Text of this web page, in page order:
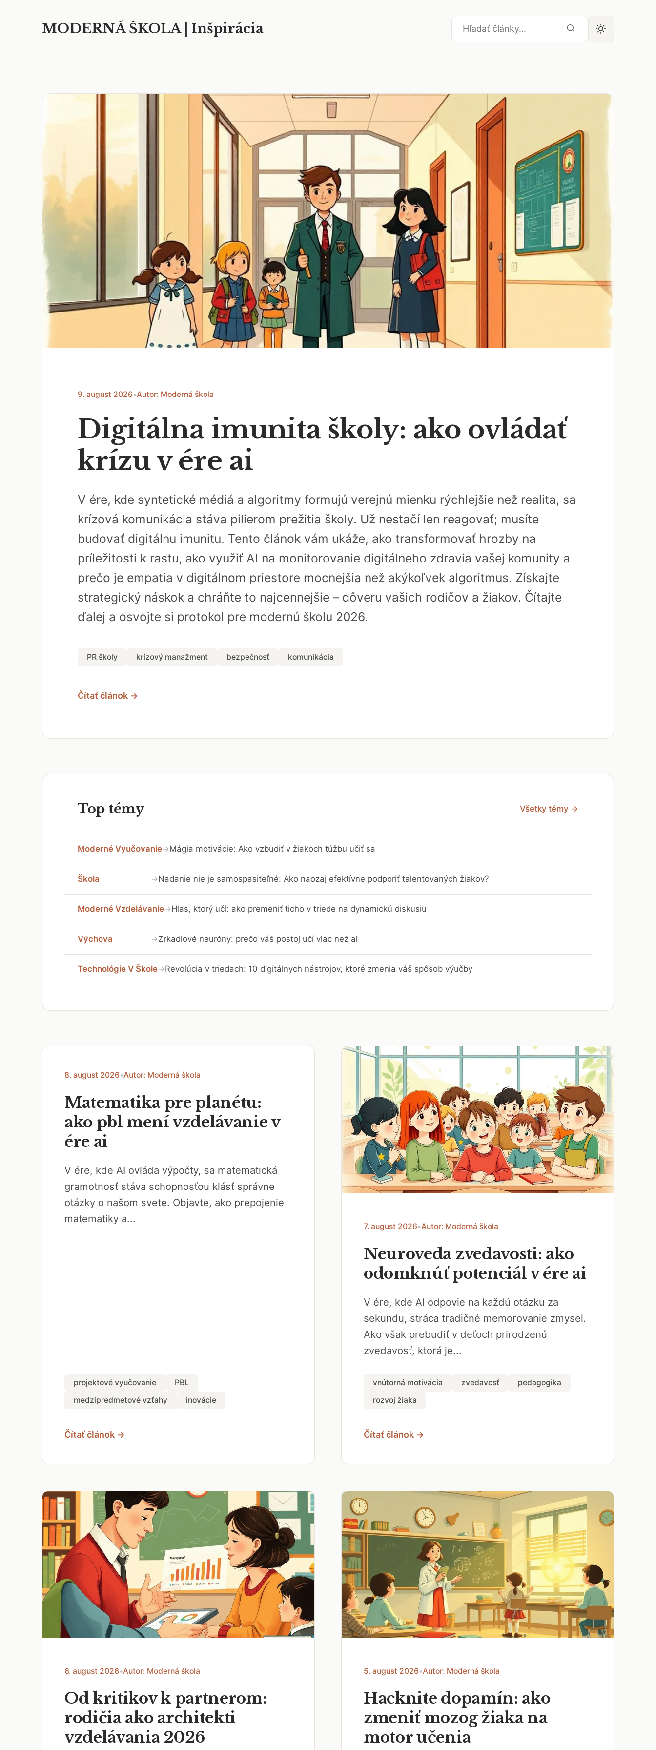
MODERNÁ ŠKOLA | Inšpirácia
9. august 2026•Autor: Moderná škola
Digitálna imunita školy: ako ovládať
krízu v ére ai
V ére, kde syntetické médiá a algoritmy formujú verejnú mienku rýchlejšie než realita, sa
krízová komunikácia stáva pilierom prežitia školy. Už nestačí len reagovať; musíte
budovať digitálnu imunitu. Tento článok vám ukáže, ako transformovať hrozby na
príležitosti k rastu, ako využiť AI na monitorovanie digitálneho zdravia vašej komunity a
prečo je empatia v digitálnom priestore mocnejšia než akýkoľvek algoritmus. Získajte
strategický náskok a chráňte to najcennejšie – dôveru vašich rodičov a žiakov. Čítajte
ďalej a osvojte si protokol pre modernú školu 2026.
PR školy krízový manažment bezpečnosť komunikácia
Čítať článok →
Top témy Všetky témy →
Moderné Vyučovanie→Mágia motivácie: Ako vzbudiť v žiakoch túžbu učiť sa
Škola →Nadanie nie je samospasiteľné: Ako naozaj efektívne podporiť talentovaných žiakov?
Moderné Vzdelávanie→Hlas, ktorý učí: ako premeniť ticho v triede na dynamickú diskusiu
Výchova →Zrkadlové neuróny: prečo váš postoj učí viac než ai
Technológie V Škole→Revolúcia v triedach: 10 digitálnych nástrojov, ktoré zmenia váš spôsob výučby
8. august 2026•Autor: Moderná škola
Matematika pre planétu:
ako pbl mení vzdelávanie v
ére ai
V ére, kde AI ovláda výpočty, sa matematická
gramotnosť stáva schopnosťou klásť správne
otázky o našom svete. Objavte, ako prepojenie
matematiky a...
projektové vyučovanie
PBL
medzipredmetové vzťahy
inovácie
Čítať článok →
7. august 2026•Autor: Moderná škola
Neuroveda zvedavosti: ako
odomknúť potenciál v ére ai
V ére, kde AI odpovie na každú otázku za
sekundu, stráca tradičné memorovanie zmysel.
Ako však prebudiť v deťoch prirodzenú
zvedavosť, ktorá je...
vnútorná motivácia zvedavosť
pedagogika
rozvoj žiaka
Čítať článok →
6. august 2026•Autor: Moderná škola
Od kritikov k partnerom:
rodičia ako architekti
vzdelávania 2026
5. august 2026•Autor: Moderná škola
Hacknite dopamín: ako
zmeniť mozog žiaka na
motor učenia